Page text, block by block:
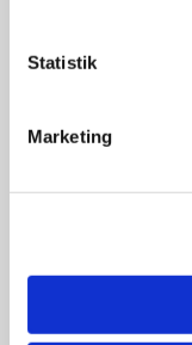
Statistik
Marketing
Prisliste